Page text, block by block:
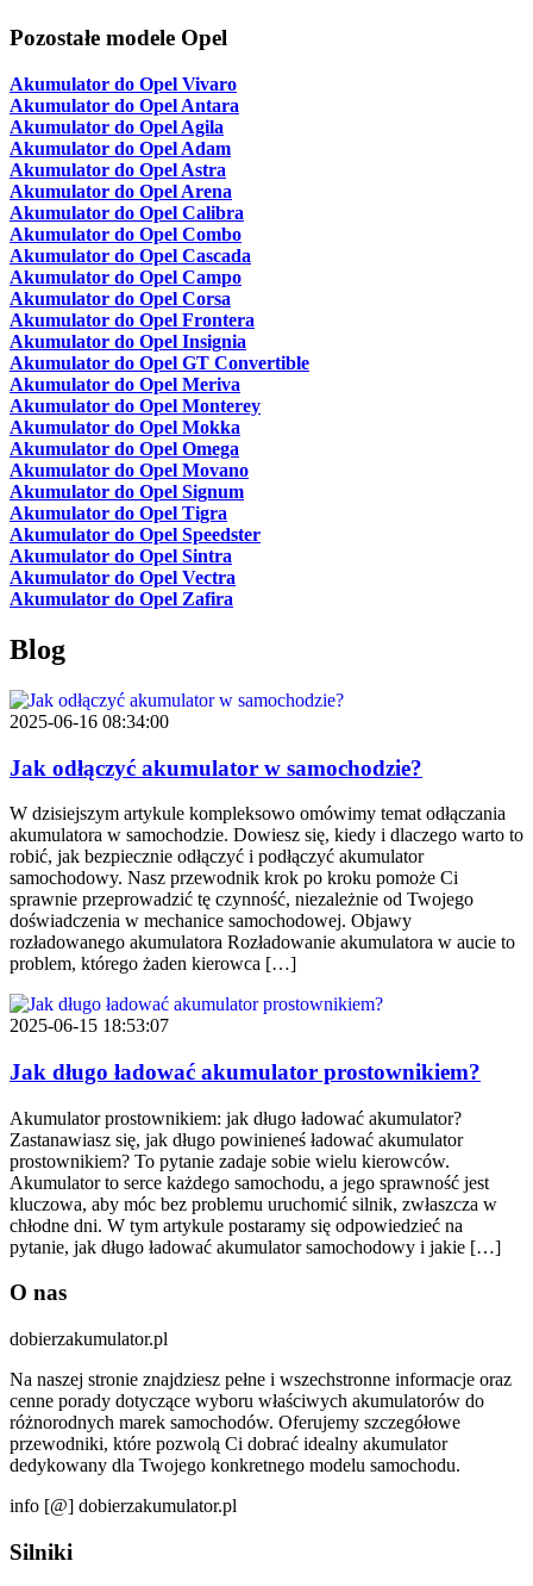
Pozostałe modele Opel
Akumulator do Opel Vivaro
Akumulator do Opel Antara
Akumulator do Opel Agila
Akumulator do Opel Adam
Akumulator do Opel Astra
Akumulator do Opel Arena
Akumulator do Opel Calibra
Akumulator do Opel Combo
Akumulator do Opel Cascada
Akumulator do Opel Campo
Akumulator do Opel Corsa
Akumulator do Opel Frontera
Akumulator do Opel Insignia
Akumulator do Opel GT Convertible
Akumulator do Opel Meriva
Akumulator do Opel Monterey
Akumulator do Opel Mokka
Akumulator do Opel Omega
Akumulator do Opel Movano
Akumulator do Opel Signum
Akumulator do Opel Tigra
Akumulator do Opel Speedster
Akumulator do Opel Sintra
Akumulator do Opel Vectra
Akumulator do Opel Zafira
Blog
2025-06-16 08:34:00
Jak odłączyć akumulator w samochodzie?
W dzisiejszym artykule kompleksowo omówimy temat odłączania
akumulatora w samochodzie. Dowiesz się, kiedy i dlaczego warto to
robić, jak bezpiecznie odłączyć i podłączyć akumulator
samochodowy. Nasz przewodnik krok po kroku pomoże Ci
sprawnie przeprowadzić tę czynność, niezależnie od Twojego
doświadczenia w mechanice samochodowej. Objawy
rozładowanego akumulatora Rozładowanie akumulatora w aucie to
problem, którego żaden kierowca […]
2025-06-15 18:53:07
Jak długo ładować akumulator prostownikiem?
Akumulator prostownikiem: jak długo ładować akumulator?
Zastanawiasz się, jak długo powinieneś ładować akumulator
prostownikiem? To pytanie zadaje sobie wielu kierowców.
Akumulator to serce każdego samochodu, a jego sprawność jest
kluczowa, aby móc bez problemu uruchomić silnik, zwłaszcza w
chłodne dni. W tym artykule postaramy się odpowiedzieć na
pytanie, jak długo ładować akumulator samochodowy i jakie […]
O nas
dobierzakumulator.pl
Na naszej stronie znajdziesz pełne i wszechstronne informacje oraz
cenne porady dotyczące wyboru właściwych akumulatorów do
różnorodnych marek samochodów. Oferujemy szczegółowe
przewodniki, które pozwolą Ci dobrać idealny akumulator
dedykowany dla Twojego konkretnego modelu samochodu.
info [@] dobierzakumulator.pl
Silniki